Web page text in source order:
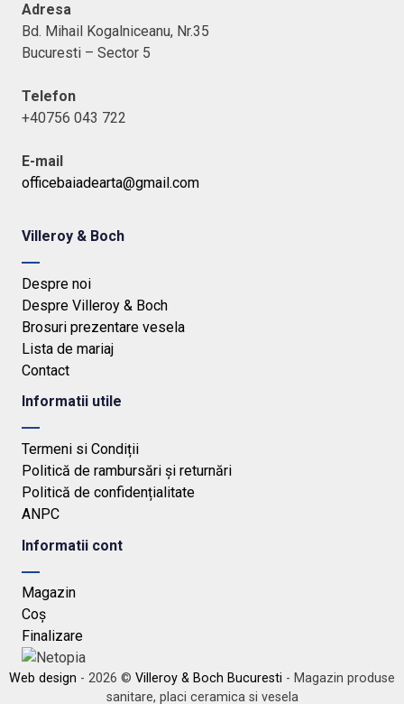
Adresa
Bd. Mihail Kogalniceanu, Nr.35
Bucuresti – Sector 5
Telefon
+40756 043 722
E-mail
officebaiadearta@gmail.com
Villeroy & Boch
Despre noi
Despre Villeroy & Boch
Brosuri prezentare vesela
Lista de mariaj
Contact
Informatii utile
Termeni si Condiții
Politică de rambursări și returnări
Politică de confidențialitate
ANPC
Informatii cont
Magazin
Coș
Finalizare
Web design - 2026 © Villeroy & Boch Bucuresti - Magazin produse
sanitare, placi ceramica si vesela